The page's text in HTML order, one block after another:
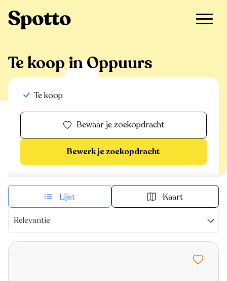
Te koop in Oppuurs
Te koop
Bewaar je zoekopdracht
Bewerk je zoekopdracht
Lijst Kaart
Relevantie